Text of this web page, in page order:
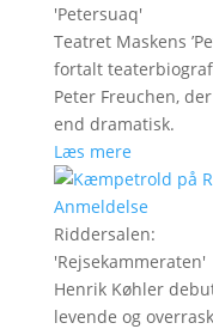
'Petersuaq'
Teatret Maskens
fortalt
Peter Freuchen,
end dramatisk.
Læs mere
Anmeldelse
Riddersalen:
'Rejsekammeraten'
Henrik Køhler
levende og